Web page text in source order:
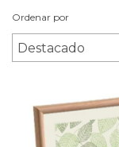
Ordenar por